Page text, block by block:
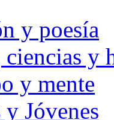
y poesía
y
y mente
Jóvenes